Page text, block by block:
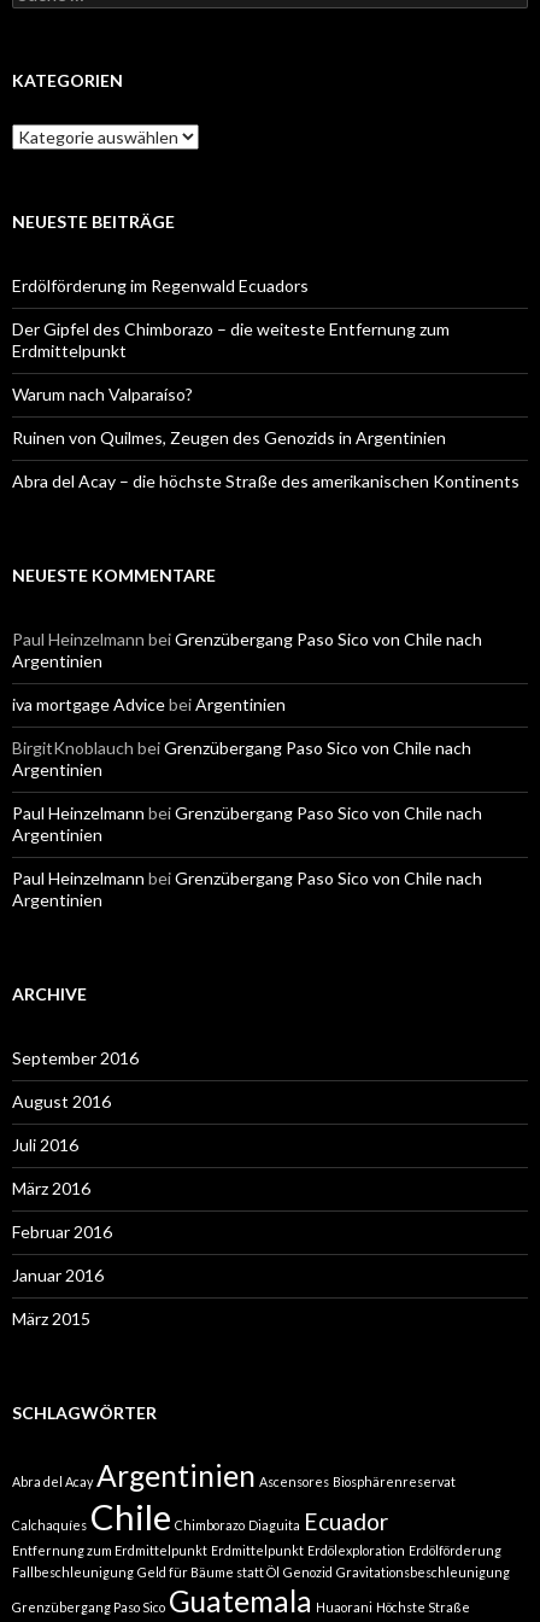
nach:
KATEGORIEN
Kategorien
NEUESTE BEITRÄGE
Erdölförderung im Regenwald Ecuadors
Der Gipfel des Chimborazo – die weiteste Entfernung zum
Erdmittelpunkt
Warum nach Valparaíso?
Ruinen von Quilmes, Zeugen des Genozids in Argentinien
Abra del Acay – die höchste Straße des amerikanischen Kontinents
NEUESTE KOMMENTARE
Paul Heinzelmann beiGrenzübergang Paso Sico von Chile nach
Argentinien
iva mortgage AdvicebeiArgentinien
BirgitKnoblauch beiGrenzübergang Paso Sico von Chile nach
Argentinien
Paul Heinzelmann beiGrenzübergang Paso Sico von Chile nach
Argentinien
Paul Heinzelmann beiGrenzübergang Paso Sico von Chile nach
Argentinien
ARCHIVE
September 2016
August 2016
Juli 2016
März 2016
Februar 2016
Januar 2016
März 2015
SCHLAGWÖRTER
Abra del Acay Argentinien Ascensores Biosphärenreservat
Calchaquíes Chile Chimborazo Diaguita Ecuador
Entfernung zum Erdmittelpunkt Erdmittelpunkt Erdölexploration Erdölförderung
Fallbeschleunigung Geld für Bäume statt Öl Genozid Gravitationsbeschleunigung
Grenzübergang Paso Sico Guatemala Huaorani Höchste Straße